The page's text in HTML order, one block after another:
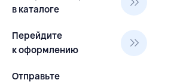
в каталоге
Перейдите
к оформлению
Отправьте